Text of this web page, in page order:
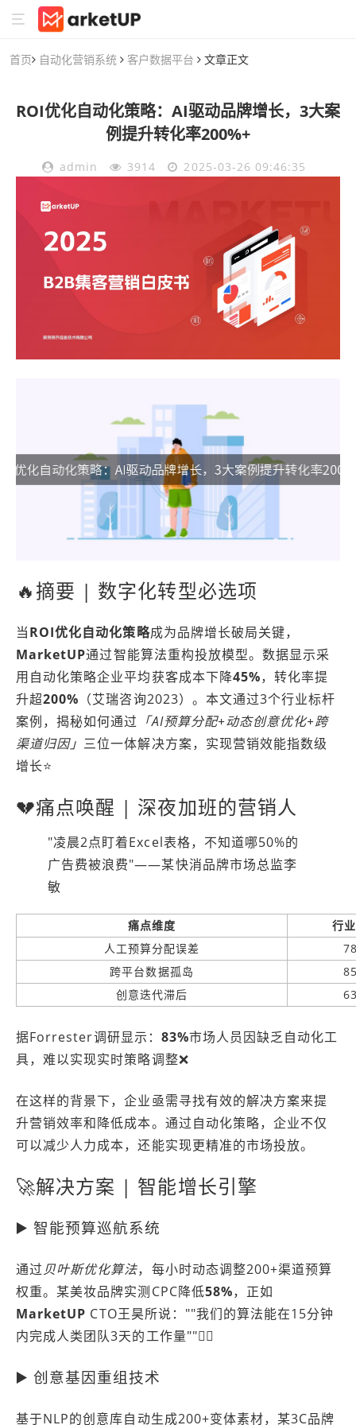
首页 自动化营销系统 客户数据平台 文章正文
ROI优化自动化策略：AI驱动品牌增长，3大案
例提升转化率200%+
admin 3914 2025-03-26 09:46:35
🔥摘要 | 数字化转型必选项
当ROI优化自动化策略成为品牌增长破局关键，
MarketUP通过智能算法重构投放模型。数据显示采
用自动化策略企业平均获客成本下降45%，转化率提
升超200% （艾瑞咨询2023）。本文通过3个行业标杆
案例，揭秘如何通过 「AI预算分配+动态创意优化+跨
渠道归因」 三位一体解决方案，实现营销效能指数级
增长⭐
💔痛点唤醒 | 深夜加班的营销人
"凌晨2点盯着Excel表格，不知道哪50%的
广告费被浪费"——某快消品牌市场总监李
敏
痛点维度
行
人工预算分配误差
跨平台数据孤岛
创意迭代滞后
据Forrester调研显示： 83%市场人员因缺乏自动化工
具，难以实现实时策略调整❌
在这样的背景下，企业亟需寻找有效的解决方案来提
升营销效率和降低成本。通过自动化策略，企业不仅
可以减少人力成本，还能实现更精准的市场投放。
🚀解决方案 | 智能增长引擎
▶️ 智能预算巡航系统
通过贝叶斯优化算法，每小时动态调整200+渠道预算
权重。某美妆品牌实测CPC降低58%，正如
MarketUP CTO王昊所说：
"我们的算法能在15分钟
内完成人类团队3天的工作量" 👍🏻
▶️ 创意基因重组技术
基于NLP的创意库自动生成200+变体素材，某3C品牌